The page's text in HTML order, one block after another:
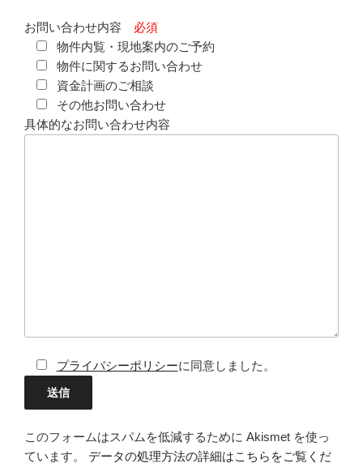
お問い合わせ内容 必須
物件内覧・現地案内のご予約
物件に関するお問い合わせ
資金計画のご相談
その他お問い合わせ
具体的なお問い合わせ内容
プライバシーポリシーに同意しました。
このフォームはスパムを低減するために Akismet を使っ
ています。 データの処理方法の詳細はこちらをご覧くだ